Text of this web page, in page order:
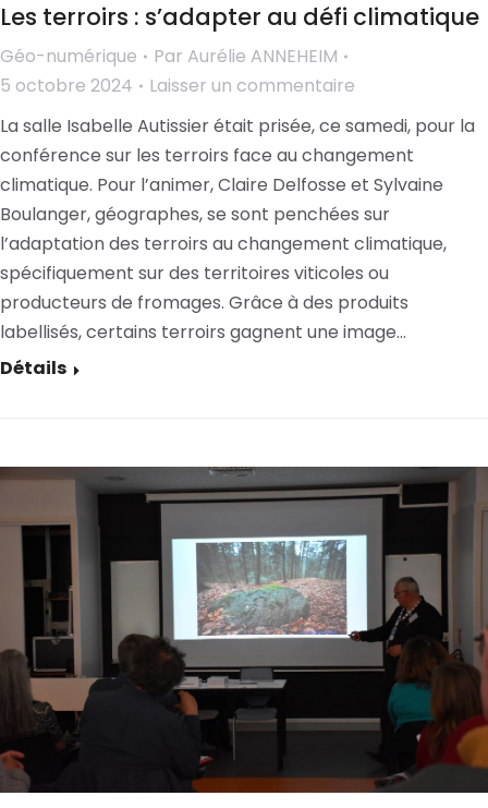
Les terroirs : s’adapter au défi climatique
Géo-numérique Par Aurélie ANNEHEIM
5 octobre 2024
Laisser un commentaire
La salle Isabelle Autissier était prisée, ce samedi, pour la
conférence sur les terroirs face au changement
climatique. Pour l’animer, Claire Delfosse et Sylvaine
Boulanger, géographes, se sont penchées sur
l’adaptation des terroirs au changement climatique,
spécifiquement sur des territoires viticoles ou
producteurs de fromages. Grâce à des produits
labellisés, certains terroirs gagnent une image…
Détails